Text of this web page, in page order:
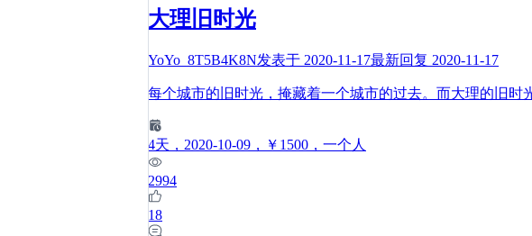
大理旧时光
YoYo_8T5B4K8N发表于 2020-11-17最新回复 2020-11-17
每个城市的旧时光，掩藏着一个城市的过去。而大理的旧时
4天 ，2020-10-09 ，￥1500 ，一个人
2994
18